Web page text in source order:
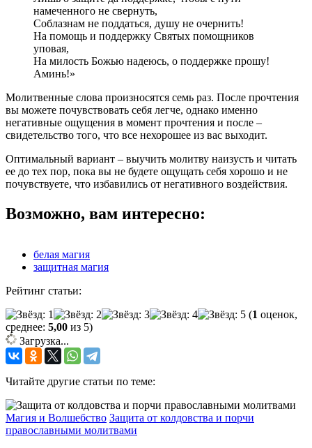
намеченного не свернуть,
Соблазнам не поддаться, душу не очернить!
На помощь и поддержку Святых помощников
уповая,
На милость Божью надеюсь, о поддержке прошу!
Аминь!»
Молитвенные слова произносятся семь раз. После прочтения
вы можете почувствовать себя легче, однако именно
негативные ощущения в момент прочтения и после –
свидетельство того, что все нехорошее из вас выходит.
Оптимальный вариант – выучить молитву наизусть и читать
ее до тех пор, пока вы не будете ощущать себя хорошо и не
почувствуете, что избавились от негативного воздействия.
Возможно, вам интересно:
белая магия
защитная магия
Рейтинг статьи:
(1 оценок,
среднее: 5,00 из 5)
Загрузка...
Читайте другие статьи по теме:
Магия и Волшебство Защита от колдовства и порчи
православными молитвами